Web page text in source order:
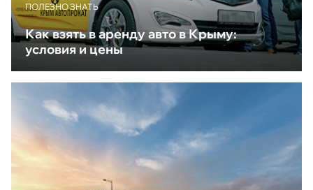
ПОЛЕЗНО ЗНАТЬ
Как взять в аренду авто в Крыму:
условия и цены